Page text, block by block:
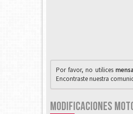
Por favor, no utilices
Encontraste nuestra
MODIFICACIONES